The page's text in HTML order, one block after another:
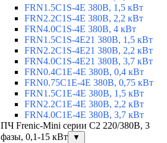
FRN1.5C1S-4E 380В, 1,5 кВт
FRN2.2C1S-4E 380В, 2,2 кВт
FRN4.0C1S-4E 380В, 4 кВт
FRN1.5C1S-4E21 380В, 1,5 кВт
FRN2.2C1S-4E21 380В, 2,2 кВт
FRN4.0C1S-4E21 380В, 3,7 кВт
FRN0.4C1E-4E 380В, 0,4 кВт
FRN0.75C1E-4E 380В, 0,75 кВт
FRN1.5C1E-4E 380В, 1,5 кВт
FRN2.2C1E-4E 380В, 2,2 кВт
FRN4.0C1E-4E 380В, 3,7 кВт
ПЧ Frenic-Mini серии С2 220/380В, 3
фазы, 0,1-15 кВт
▼